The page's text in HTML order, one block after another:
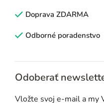
Doprava ZDARMA
Odborné poradenstvo
Odoberať
Vložte svoj e-mail a my